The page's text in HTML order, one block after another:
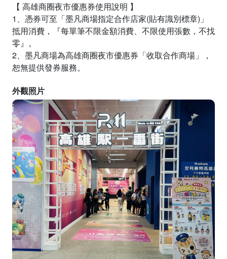
【 高雄商圈夜市優惠券使用說明 】
1、憑券可至「墨凡商場指定合作店家(貼有識別標章)」
抵用消費，『每單筆不限金額消費、不限使用張數，不找
零』。
2、墨凡商場為高雄商圈夜市優惠券「收取合作商場」，
恕無提供發券服務。
外觀照片